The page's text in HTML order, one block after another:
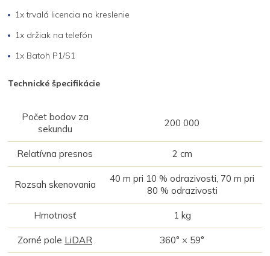
1x trvalá licencia na kreslenie
1x držiak na telefón
1x Batoh P1/S1
Technické špecifikácie
Počet bodov za
sekundu
200 000
Relatívna presnos 2 cm
Rozsah skenovania
40 m pri 10 % odrazivosti, 70 m pri
80 % odrazivosti
Hmotnosť 1 kg
Zorné pole LiDAR 360° × 59°